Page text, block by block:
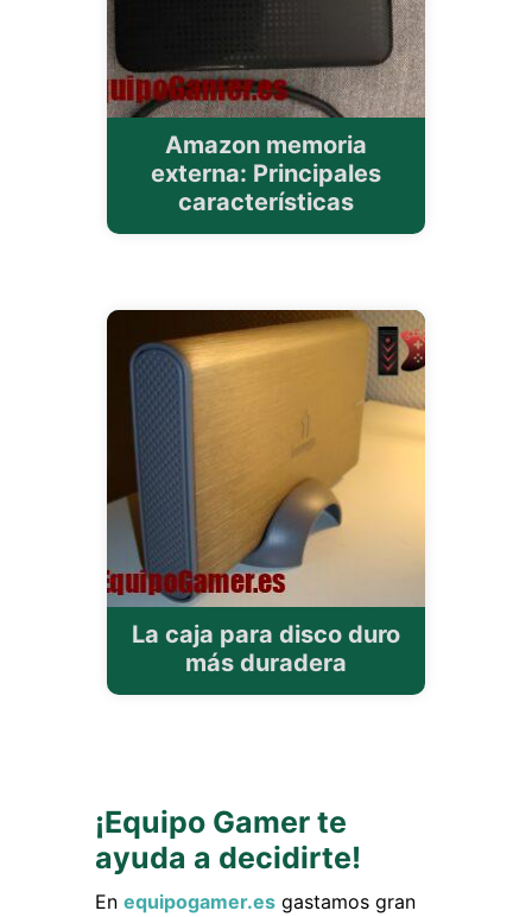
Amazon memoria
externa: Principales
características
La caja para disco duro
más duradera
¡Equipo Gamer te
ayuda a decidirte!
En equipogamer.es gastamos gran